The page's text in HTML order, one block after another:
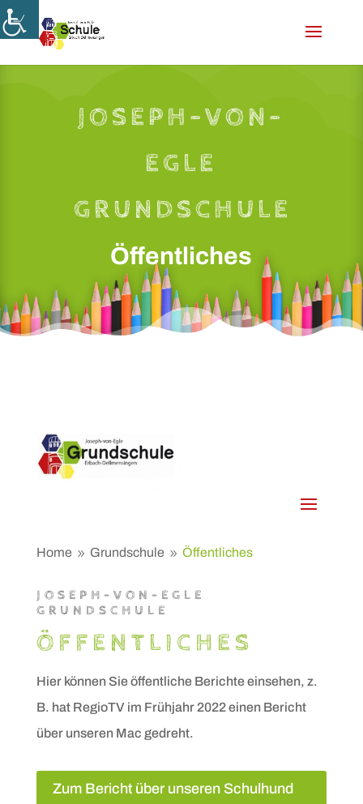
Skip
to
content
JOSEPH-VON-
EGLE
GRUNDSCHULE
Öffentliches
Home 9 Grundschule 9 Öffentliches
JOSEPH-VON-EGLE
GRUNDSCHULE
ÖFFENTLICHES
Hier können Sie öffentliche Berichte einsehen, z.
B. hat RegioTV im Frühjahr 2022 einen Bericht
über unseren Mac gedreht.
Zum Bericht über unseren Schulhund